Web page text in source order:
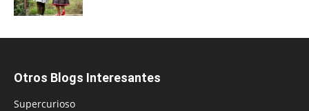
Otros Blogs Interesantes
Supercurioso